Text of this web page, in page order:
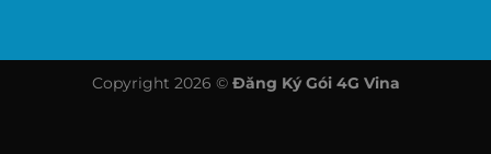
Copyright 2026 © Đăng Ký Gói 4G Vina